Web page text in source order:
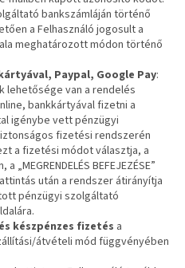
bankszámláján történő
a Felhasználó jogosult a
meghatározott módon történő
Paypal, Google Pay:
lehetősége van a rendelés
bankkártyával fizetni a
igénybe vett pénzügyi
fizetési rendszerén
a fizetési módot választja, a
„MEGRENDELÉS BEFEJEZÉSE”
után a rendszer átirányítja
pénzügyi szolgáltató
készpénzes fizetés a
átvételi mód függvényében